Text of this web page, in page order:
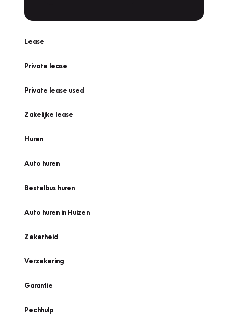
Lease
Private lease
Private lease used
Zakelijke lease
Huren
Auto huren
Bestelbus huren
Auto huren in Huizen
Zekerheid
Verzekering
Garantie
Pechhulp